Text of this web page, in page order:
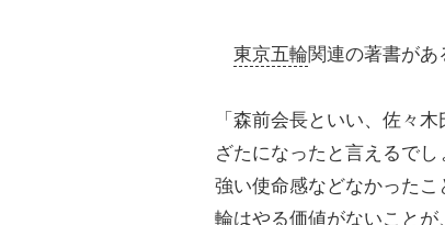
東京五輪関連の著書があ
「森前会長といい、佐々
ざたになったと言えるで
強い使命感などなかった
輪はやる価値がないことが